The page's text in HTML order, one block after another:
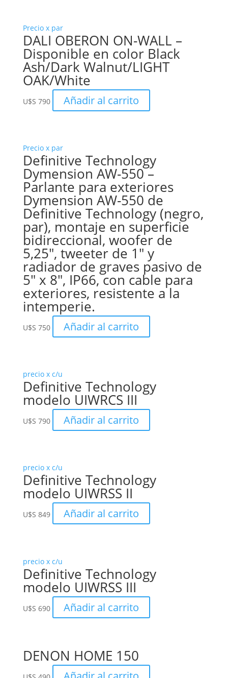
Precio x par
DALI OBERON ON-WALL –
Disponible en color Black
Ash/Dark Walnut/LIGHT
OAK/White
U$S 790 Añadir al carrito
Precio x par
Definitive Technology
Dymension AW-550 –
Parlante para exteriores
Dymension AW-550 de
Definitive Technology (negro,
par), montaje en superficie
bidireccional, woofer de
5,25″, tweeter de 1″ y
radiador de graves pasivo de
5″ x 8″, IP66, con cable para
exteriores, resistente a la
intemperie.
U$S 750 Añadir al carrito
precio x c/u
Definitive Technology
modelo UIWRCS III
U$S 790 Añadir al carrito
precio x c/u
Definitive Technology
modelo UIWRSS II
U$S 849 Añadir al carrito
precio x c/u
Definitive Technology
modelo UIWRSS III
U$S 690 Añadir al carrito
DENON HOME 150